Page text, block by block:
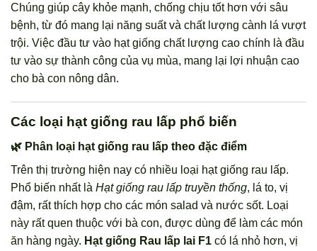
Chúng giúp cây khỏe mạnh, chống chịu tốt hơn với sâu
bệnh, từ đó mang lại năng suất và chất lượng cành lá vượt
trội. Việc đầu tư vào hạt giống chất lượng cao chính là đầu
tư vào sự thành công của vụ mùa, mang lại lợi nhuận cao
cho bà con nông dân.
Các loại hạt giống rau lấp phổ biến
🌿 Phân loại hạt giống rau lấp theo đặc điểm
Trên thị trường hiện nay có nhiều loại hạt giống rau lấp.
Phổ biến nhất là Hạt giống rau lấp truyền thống, lá to, vị
đậm, rất thích hợp cho các món salad và nước sốt. Loại
này rất quen thuộc với bà con, được dùng để làm các món
ăn hàng ngày. Hạt giống Rau lấp lai F1 có lá nhỏ hơn, vị